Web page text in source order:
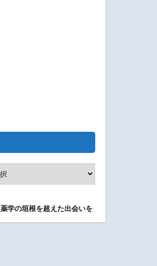
薬学の垣根を超えた出会いを